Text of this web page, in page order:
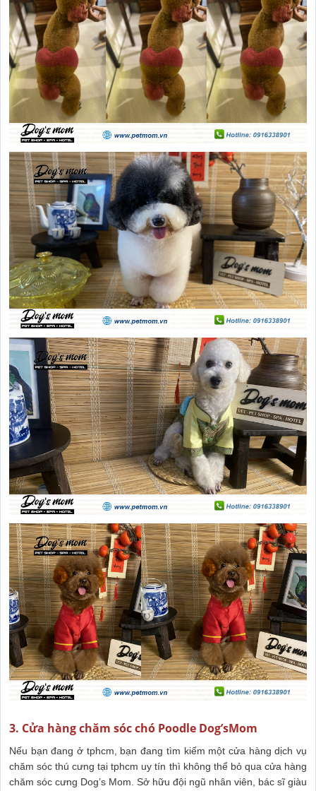
3. Cửa hàng chăm sóc chó Poodle Dog’sMom
Nếu bạn đang ở tphcm, bạn đang tìm kiếm một cửa hàng dịch vụ
chăm sóc thú cưng tại tphcm uy tín thì không thể bỏ qua cửa hàng
chăm sóc cưng Dog’s Mom. Sở hữu đội ngũ nhân viên, bác sĩ giàu